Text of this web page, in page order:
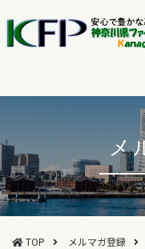
メ
TOP メルマガ登録